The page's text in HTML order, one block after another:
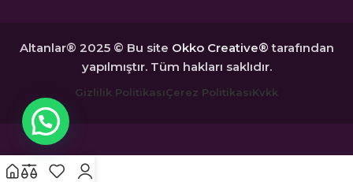
Altanlar® 2025 © Bu site Okko Creative® tarafından
yapılmıştır. Tüm hakları saklıdır.
Gizlilik PolitikasıÇerez PolitikasıKvkk